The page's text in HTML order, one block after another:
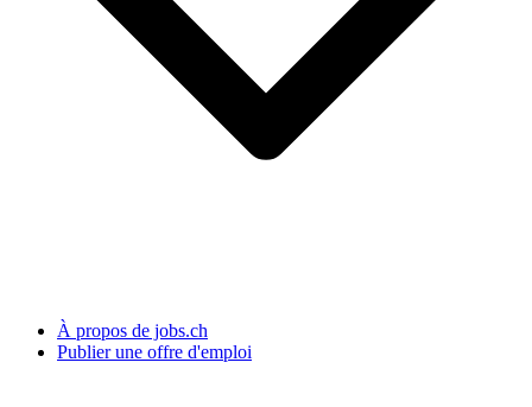
À propos de jobs.ch
Publier une offre d'emploi